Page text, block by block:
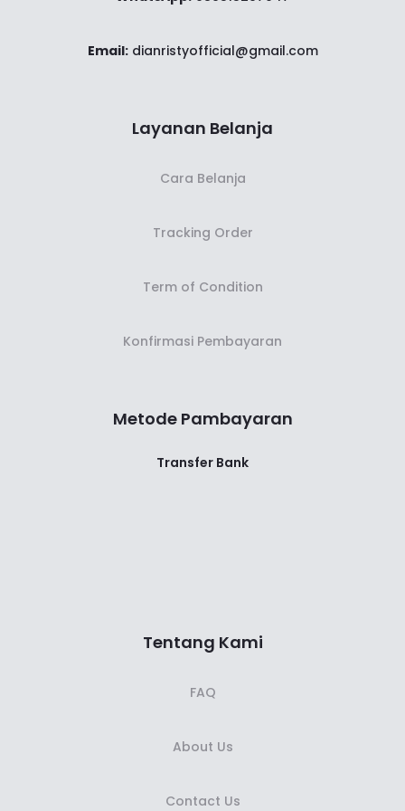
Email:dianristyofficial@gmail.com
Layanan Belanja
Cara Belanja
Tracking Order
Term of Condition
Konfirmasi Pembayaran
Metode Pambayaran
Transfer Bank
Tentang Kami
FAQ
About Us
Contact Us